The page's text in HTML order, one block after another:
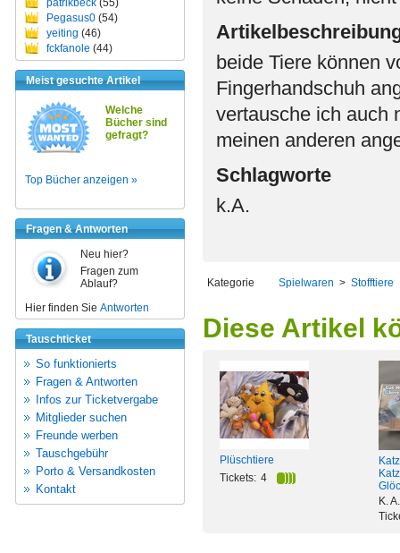
patrikbeck (55)
Pegasus0 (54)
yeiting (46)
fckfanole (44)
Meist gesuchte Artikel
Welche
Bücher sind
gefragt?
Top Bücher anzeigen »
Fragen & Antworten
Neu hier?
Fragen zum
Ablauf?
Hier finden Sie Antworten
Tauschticket
So funktionierts
Fragen & Antworten
Infos zur Ticketvergabe
Mitglieder suchen
Freunde werben
Tauschgebühr
Porto & Versandkosten
Kontakt
beide Tiere können
Fingerhandschuh
vertausche ich auch
meinen anderen
Schlagworte
k.A.
Kategorie Spielwaren > Stofftiere
Diese Artikel
Plüschtiere
Tickets: 4
K. A.